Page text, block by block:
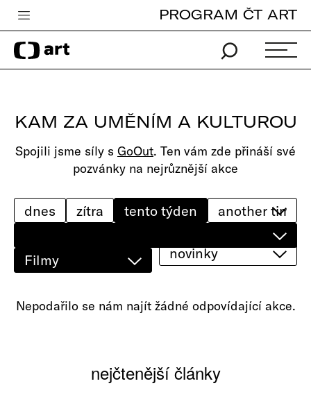
Česká televize
Zpravodajství
iVysílání
TV program
edu
PROGRAM ČT ART
KAM ZA UMĚNÍM A KULTUROU
Spojili jsme síly s GoOut. Ten vám zde přináší své
pozvánky na nejrůznější akce
Filmy
dnes zítra tento týden
novinky
Nepodařilo se nám najít žádné odpovídající akce.
nejčtenější články